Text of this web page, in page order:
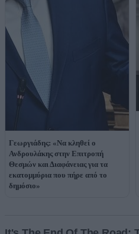
Γεωργιάδης: «Να κληθεί ο
Ανδρουλάκης στην Επιτροπή
Θεσμών και Διαφάνειας για τα
εκατομμύρια που πήρε από το
δημόσιο»